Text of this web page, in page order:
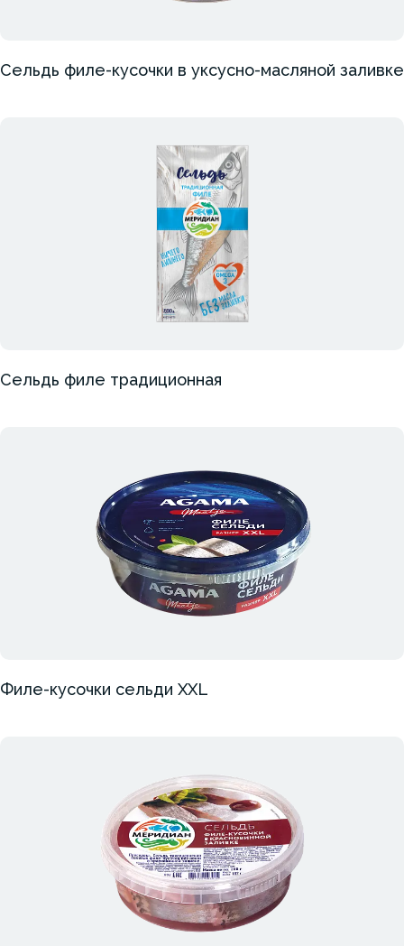
Сельдь филе-кусочки в уксусно-масляной заливке
Сельдь филе традиционная
Филе-кусочки сельди XXL